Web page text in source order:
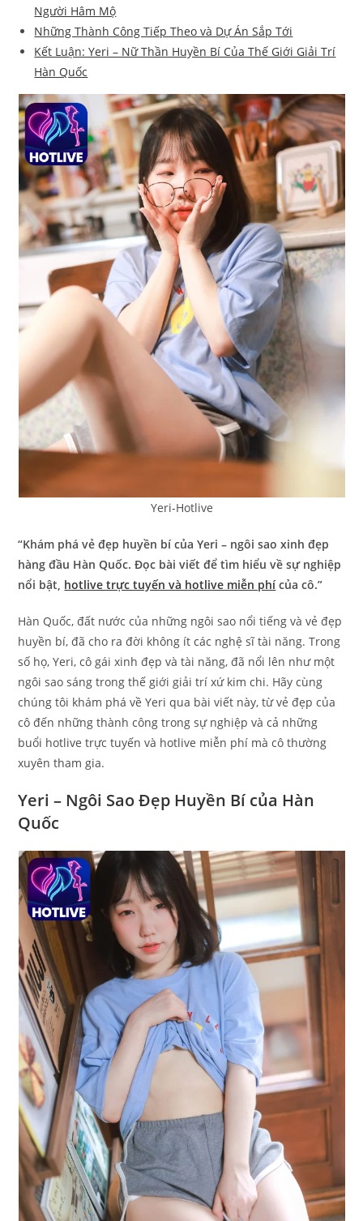
Người Hâm Mộ
Những Thành Công Tiếp Theo và Dự Án Sắp Tới
Kết Luận: Yeri – Nữ Thần Huyền Bí Của Thế Giới Giải Trí
Hàn Quốc
Yeri-Hotlive
“Khám phá vẻ đẹp huyền bí của Yeri – ngôi sao xinh đẹp
hàng đầu Hàn Quốc. Đọc bài viết để tìm hiểu về sự nghiệp
nổi bật, hotlive trực tuyến và hotlive miễn phícủa cô.”
Hàn Quốc, đất nước của những ngôi sao nổi tiếng và vẻ đẹp
huyền bí, đã cho ra đời không ít các nghệ sĩ tài năng. Trong
số họ, Yeri, cô gái xinh đẹp và tài năng, đã nổi lên như một
ngôi sao sáng trong thế giới giải trí xứ kim chi. Hãy cùng
chúng tôi khám phá về Yeri qua bài viết này, từ vẻ đẹp của
cô đến những thành công trong sự nghiệp và cả những
buổi hotlive trực tuyến và hotlive miễn phí mà cô thường
xuyên tham gia.
Yeri – Ngôi Sao Đẹp Huyền Bí của Hàn
Quốc